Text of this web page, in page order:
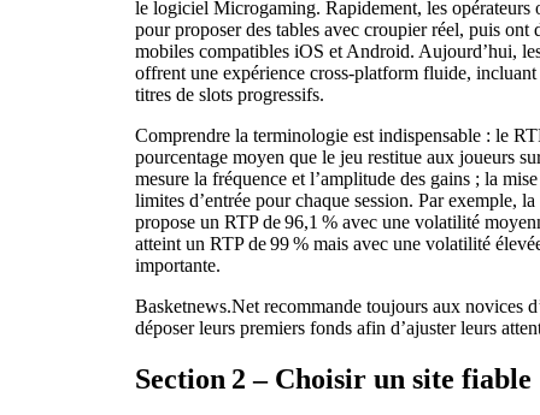
le logiciel Microgaming. Rapidement, les opérateurs
pour proposer des tables avec croupier réel, puis ont
mobiles compatibles iOS et Android. Aujourd’hui,
offrent une expérience cross‑platform fluide,
titres de slots progressifs.
Comprendre la terminologie est indispensable : le
pourcentage moyen que le jeu restitue aux joueurs
mesure la fréquence et l’amplitude des gains ; la
limites d’entrée pour chaque session. Par exemple,
propose un RTP de 96,1 % avec une volatilité
atteint un RTP de 99 % mais avec une volatilité
importante.
Basketnews.Net recommande toujours aux novices
déposer leurs premiers fonds afin d’ajuster leurs
Section 2 – Choisir un site fiable